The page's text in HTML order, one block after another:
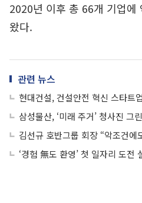
2020년 이후 총 66개 기업에
왔다.
관련 뉴스
현대건설, 건설안전 혁신 스타트
삼성물산, ‘미래 주거’ 청사진
김선규 호반그룹 회장 “악조건
‘경험 無도 환영’ 첫 일자리 도전